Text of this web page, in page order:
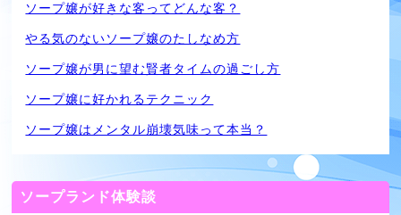
ソープ嬢が好きな客ってどんな客？
やる気のないソープ嬢のたしなめ方
ソープ嬢が男に望む賢者タイムの過ごし方
ソープ嬢に好かれるテクニック
ソープ嬢はメンタル崩壊気味って本当？
ソープランド体験談